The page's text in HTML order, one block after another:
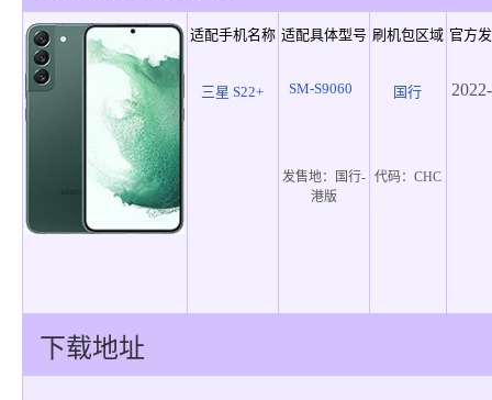
适配手机名称 适配具体型号 刷机包区域 官方
三星 S22+ SM-S9060 国行
发售地：
国行-
港版
代码： CHC
下载地址